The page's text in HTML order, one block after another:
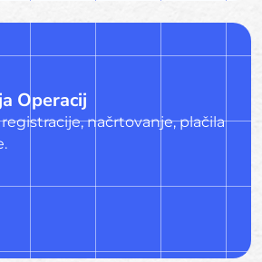
Operacij
načrtovanje, plačila